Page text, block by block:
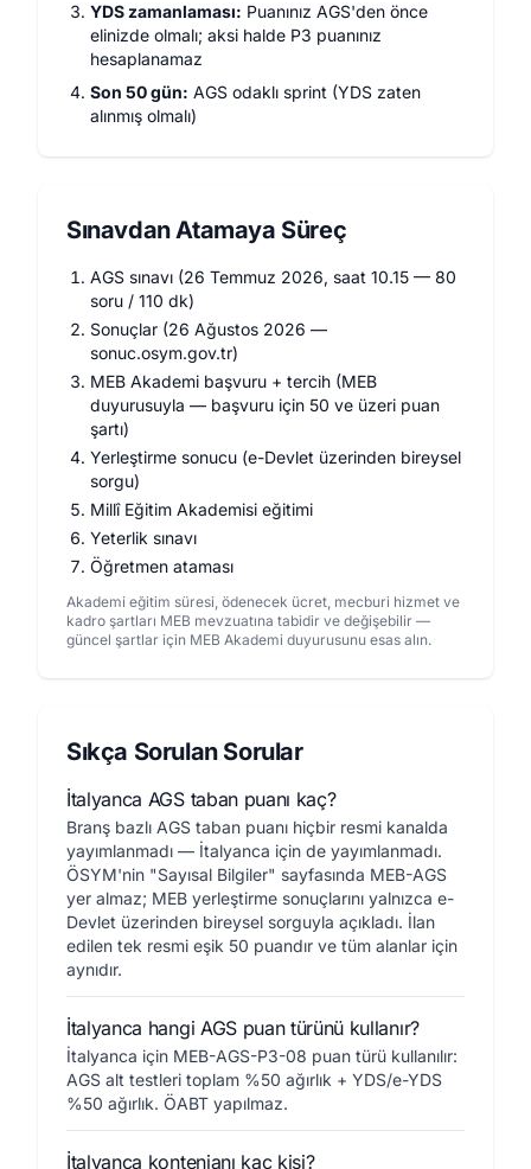
YDS zamanlaması: Puanınız AGS'den önce
elinizde olmalı; aksi halde P3 puanınız
hesaplanamaz
Son 50 gün: AGS odaklı sprint (YDS zaten
alınmış olmalı)
Sınavdan Atamaya Süreç
AGS sınavı (26 Temmuz 2026, saat 10.15 — 80
soru / 110 dk)
Sonuçlar (26 Ağustos 2026 —
sonuc.osym.gov.tr)
MEB Akademi başvuru + tercih (MEB
duyurusuyla — başvuru için 50 ve üzeri puan
şartı)
Yerleştirme sonucu (e-Devlet üzerinden bireysel
sorgu)
Millî Eğitim Akademisi eğitimi
Yeterlik sınavı
Öğretmen ataması
Akademi eğitim süresi, ödenecek ücret, mecburi hizmet ve
kadro şartları MEB mevzuatına tabidir ve değişebilir —
güncel şartlar için MEB Akademi duyurusunu esas alın.
Sıkça Sorulan Sorular
İtalyanca AGS taban puanı kaç?
Branş bazlı AGS taban puanı hiçbir resmi kanalda
yayımlanmadı — İtalyanca için de yayımlanmadı.
ÖSYM'nin "Sayısal Bilgiler" sayfasında MEB-AGS
yer almaz; MEB yerleştirme sonuçlarını yalnızca e-
Devlet üzerinden bireysel sorguyla açıkladı. İlan
edilen tek resmi eşik 50 puandır ve tüm alanlar için
aynıdır.
İtalyanca hangi AGS puan türünü kullanır?
İtalyanca için MEB-AGS-P3-08 puan türü kullanılır:
AGS alt testleri toplam %50 ağırlık + YDS/e-YDS
%50 ağırlık. ÖABT yapılmaz.
İtalyanca kontenjanı kaç kişi?